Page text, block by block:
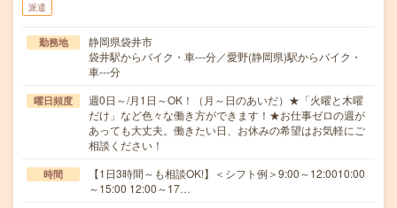
派遣
勤務地
静岡県袋井市
袋井駅からバイク・車---分／愛野(静岡県)駅からバイク・
車---分
曜日頻度
週0日～/月1日～OK！（月～日のあいだ）★「火曜と木曜
だけ」など色々な働き方ができます！★お仕事ゼロの週が
あっても大丈夫。働きたい日、お休みの希望はお気軽にご
相談ください！
時間
【1日3時間～も相談OK!】＜シフト例＞9:00～12:0010:00
～15:00 12:00～17…